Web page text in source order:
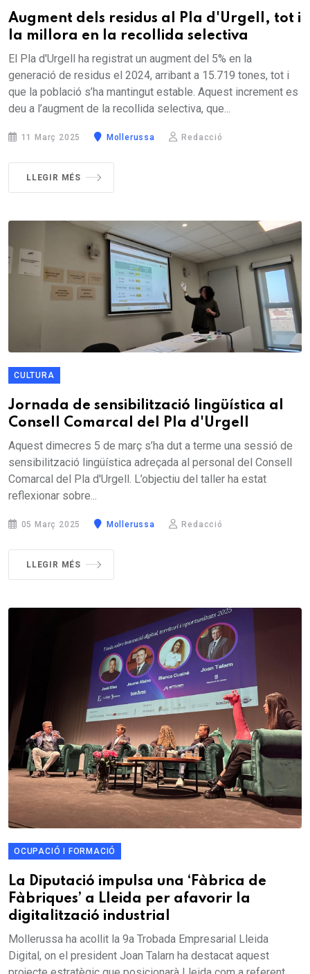
Augment dels residus al Pla d'Urgell, tot i
la millora en la recollida selectiva
El Pla d'Urgell ha registrat un augment del 5% en la
generació de residus el 2024, arribant a 15.719 tones, tot i
que la població s’ha mantingut estable. Aquest increment es
deu a l’augment de la recollida selectiva, que...
11 Març 2025 Mollerussa Redacció
LLEGIR MÉS
CULTURA
Jornada de sensibilització lingüística al
Consell Comarcal del Pla d'Urgell
Aquest dimecres 5 de març s’ha dut a terme una sessió de
sensibilització lingüística adreçada al personal del Consell
Comarcal del Pla d'Urgell. L’objectiu del taller ha estat
reflexionar sobre...
05 Març 2025 Mollerussa Redacció
LLEGIR MÉS
OCUPACIÓ I FORMACIÓ
La Diputació impulsa una ‘Fàbrica de
Fàbriques’ a Lleida per afavorir la
digitalització industrial
Mollerussa ha acollit la 9a Trobada Empresarial Lleida
Digital, on el president Joan Talarn ha destacat aquest